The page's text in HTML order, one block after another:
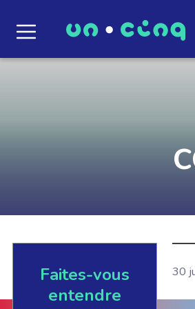
Le
Que des solutions
EN SAVOIR +
Faites-vous
entendre
30